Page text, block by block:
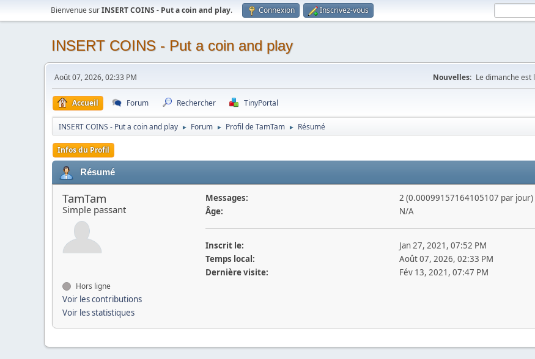
Bienvenue surINSERT COINS - Put a coin and play. Connexion Inscrivez-vous
INSERT COINS - Put a coin and play
Août 07, 2026, 02:33 PM Nouvelles: Le dimanche est
Accueil Forum Rechercher TinyPortal
INSERT COINS - Put a coin and play ► Forum ► Profil de TamTam ► Résumé
Infos du Profil
Résumé
TamTam
Simple passant
Hors ligne
Voir les contributions
Voir les statistiques
Messages:
2 (0.00099157164105107 par jour)
Âge:
N/A
Inscrit le:
Jan 27, 2021, 07:52 PM
Temps local:
Août 07, 2026, 02:33 PM
Dernière visite:
Fév 13, 2021, 07:47 PM